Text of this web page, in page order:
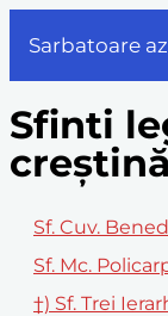
Sarbatoare
Sfinti
creștină
Sf. Cuv.
Sf. Mc.
†) Sf. Trei